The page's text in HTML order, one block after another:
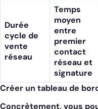
Durée
cycle de
vente
réseau
Temps
moyen
entre
premier
contact
réseau et
signature
Créer un tableau de
Concrètement, vous